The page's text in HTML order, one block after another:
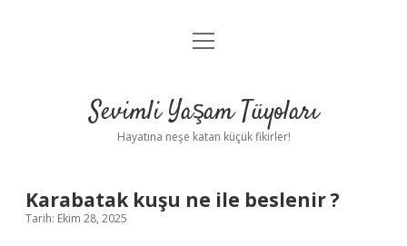
Anasayfa
Yasal Uyarı
menüyü
Sevimli Yaşam Tüyoları
Hayatına neşe katan küçük fikirler!
Karabatak kuşu ne ile beslenir ?
Tarih: Ekim 28, 2025